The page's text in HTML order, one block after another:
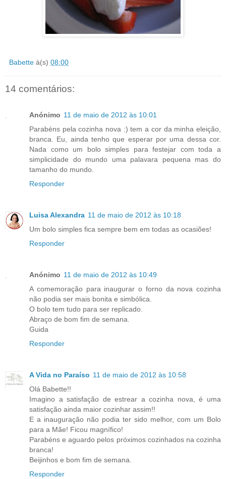
Babette à(s) 08:00
14 comentários:
Anónimo 11 de maio de 2012 às 10:01
Parabéns pela cozinha nova :) tem a cor da minha eleição,
branca. Eu, ainda tenho que esperar por uma dessa cor.
Nada como um bolo simples para festejar com toda a
simplicidade do mundo uma palavara pequena mas do
tamanho do mundo.
Responder
Luisa Alexandra 11 de maio de 2012 às 10:18
Um bolo simples fica sempre bem em todas as ocasiões!
Responder
Anónimo 11 de maio de 2012 às 10:49
A comemoração para inaugurar o forno da nova cozinha
não podia ser mais bonita e simbólica.
O bolo tem tudo para ser replicado.
Abraço de bom fim de semana.
Guida
Responder
A Vida no Paraíso 11 de maio de 2012 às 10:58
Olá Babette!!
Imagino a satisfação de estrear a cozinha nova, é uma
satisfação ainda maior cozinhar assim!!
E a inauguração não podia ter sido melhor, com um Bolo
para a Mãe! Ficou magnífico!
Parabéns e aguardo pelos próximos cozinhados na cozinha
branca!
Beijinhos e bom fim de semana.
Responder